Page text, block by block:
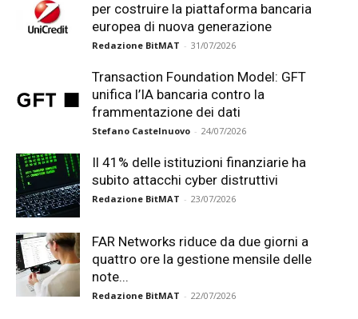
per costruire la piattaforma bancaria
europea di nuova generazione
Redazione BitMAT - 31/07/2026
Transaction Foundation Model: GFT
unifica l’IA bancaria contro la
frammentazione dei dati
Stefano Castelnuovo - 24/07/2026
Il 41% delle istituzioni finanziarie ha
subito attacchi cyber distruttivi
Redazione BitMAT - 23/07/2026
FAR Networks riduce da due giorni a
quattro ore la gestione mensile delle
note...
Redazione BitMAT - 22/07/2026